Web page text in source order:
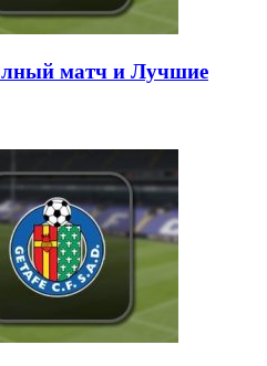
матч и Лучшие